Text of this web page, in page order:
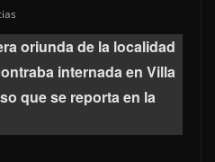
oriunda de la localidad
internada en Villa
que se reporta en la